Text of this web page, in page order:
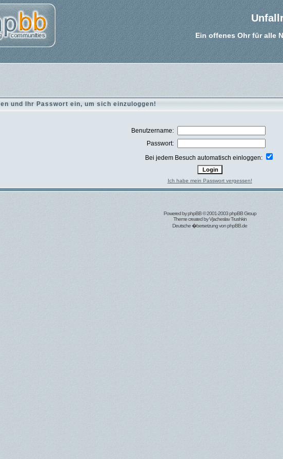
Ein offenes Ohr für alle
und Ihr Passwort ein, um sich einzuloggen!
Benutzername:
Passwort:
Bei jedem Besuch automatisch einloggen:
Ich habe mein Passwort vergessen!
Powered byphpBB© 2001-2003 phpBB Group
Theme created byVjacheslav Trushkin
Deutsche �bersetzung vonphpBB.de